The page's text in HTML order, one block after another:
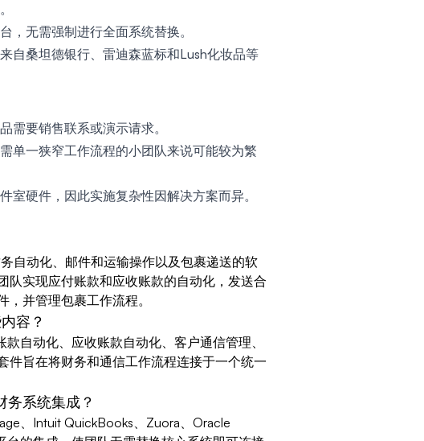
，无需强制进行全面系统替换。
自桑坦德银行、雷迪森蓝标和Lush化妆品等
需要销售联系或演示请求。
单一狭窄工作流程的小团队来说可能较为繁
室硬件，因此实施复杂性因解决方案而异。
自动化、邮件和运输操作以及包裹递送的软
队实现应付账款和应收账款的自动化，发送合
并管理包裹工作流程。
容？
自动化、应收账款自动化、客户通信管理、
件旨在将财务和通信工作流程连接于一个统一
务系统集成？
、Intuit QuickBooks、Zuora、Oracle